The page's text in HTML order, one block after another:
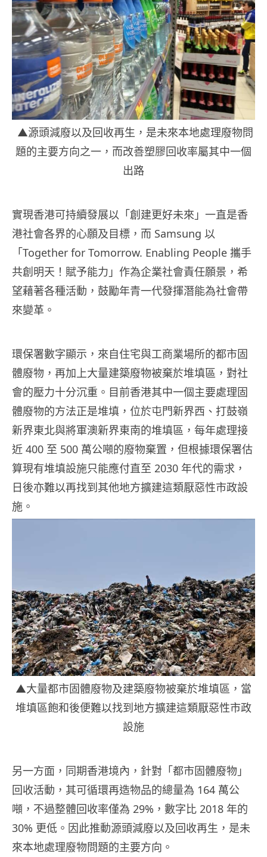
▲源頭減廢以及回收再生，是未來本地處理廢物問
題的主要方向之一，而改善塑膠回收率屬其中一個
出路
實現香港可持續發展以「創建更好未來」一直是香
港社會各界的心願及目標，而 Samsung 以
「Together for Tomorrow. Enabling People 攜手
共創明天！賦予能力」作為企業社會責任願景，希
望藉著各種活動，鼓勵年青一代發揮潛能為社會帶
來變革。
環保署數字顯示，來自住宅與工商業場所的都市固
體廢物，再加上大量建築廢物被棄於堆填區，對社
會的壓力十分沉重。目前香港其中一個主要處理固
體廢物的方法正是堆填，位於屯門新界西、打鼓嶺
新界東北與將軍澳新界東南的堆填區，每年處理接
近 400 至 500 萬公噸的廢物棄置，但根據環保署估
算現有堆填設施只能應付直至 2030 年代的需求，
日後亦難以再找到其他地方擴建這類厭惡性市政設
施 。
▲大量都市固體廢物及建築廢物被棄於堆填區，當
堆填區飽和後便難以找到地方擴建這類厭惡性市政
設施
另一方面，同期香港境內，針對「都市固體廢物」
回收活動，其可循環再造物品的總量為 164 萬公
噸，不過整體回收率僅為 29%，數字比 2018 年的
30% 更低。因此推動源頭減廢以及回收再生，是未
來本地處理廢物問題的主要方向。